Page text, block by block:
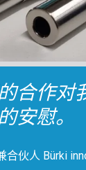
合作对
安慰。
合伙人 Bürki